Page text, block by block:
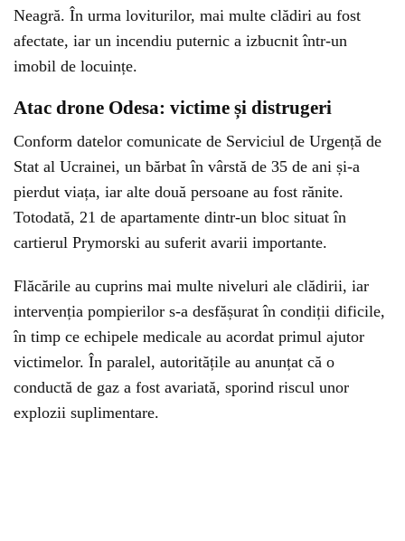
Neagră. În urma loviturilor, mai multe clădiri au fost
afectate, iar un incendiu puternic a izbucnit într-un
imobil de locuințe.
Atac drone Odesa: victime și distrugeri
Conform datelor comunicate de Serviciul de Urgență de
Stat al Ucrainei, un bărbat în vârstă de 35 de ani și-a
pierdut viața, iar alte două persoane au fost rănite.
Totodată, 21 de apartamente dintr-un bloc situat în
cartierul Prymorski au suferit avarii importante.
Flăcările au cuprins mai multe niveluri ale clădirii, iar
intervenția pompierilor s-a desfășurat în condiții dificile,
în timp ce echipele medicale au acordat primul ajutor
victimelor. În paralel, autoritățile au anunțat că o
conductă de gaz a fost avariată, sporind riscul unor
explozii suplimentare.